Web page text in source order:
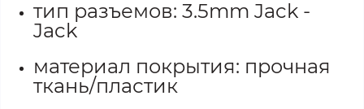
тип разъемов: 3.5mm Jack -
Jack
материал покрытия: прочная
ткань/пластик